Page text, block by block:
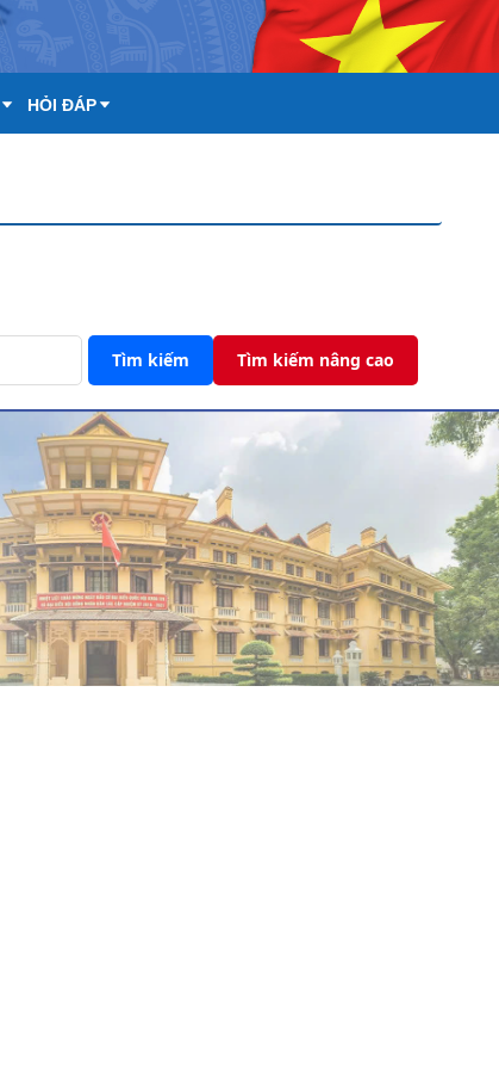
HỎI ĐÁP
Tìm kiếm Tìm kiếm nâng cao